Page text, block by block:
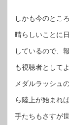
しかも今のとこ
晴らしいことに
しているので、
も視聴者として
メダルラッシュ
ら陸上が始まれ
手たちもさすが